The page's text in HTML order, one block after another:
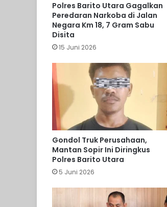
Polres Barito Utara Gagalkan
Peredaran Narkoba di Jalan
Negara Km 18, 7 Gram Sabu
Disita
15 Juni 2026
Gondol Truk Perusahaan,
Mantan Sopir Ini Diringkus
Polres Barito Utara
5 Juni 2026